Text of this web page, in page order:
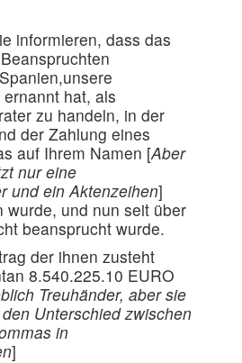
informieren, dass das
hat, als
zu handeln, in der
der Zahlung eines
auf Ihrem Namen [Aber
nur eine
und ein Aktenzeihen]
wurde, und nun seit über
beansprucht wurde.
der ihnen zusteht
8.540.225.10 EURO
Treuhänder, aber sie
Unterschied zwischen
in
]